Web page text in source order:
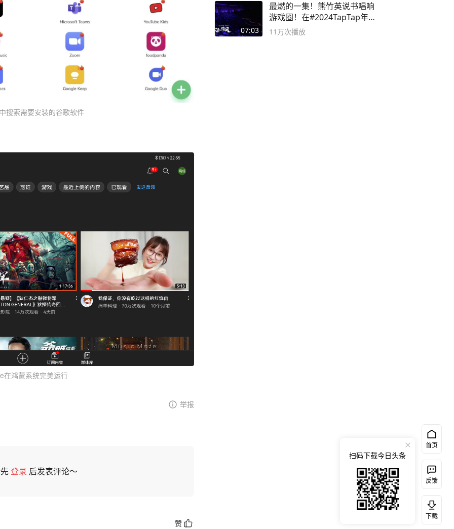
搜索需要安装的谷歌软件
在鸿蒙系统完美运行
举报
登录 后发表评论～
赞
07:03
最燃的一集！熊竹英说书唱响
游戏圈！在#2024TapTap年
度游戏大赏
11万次播放
首页
反馈
下载
扫码下载今日头条